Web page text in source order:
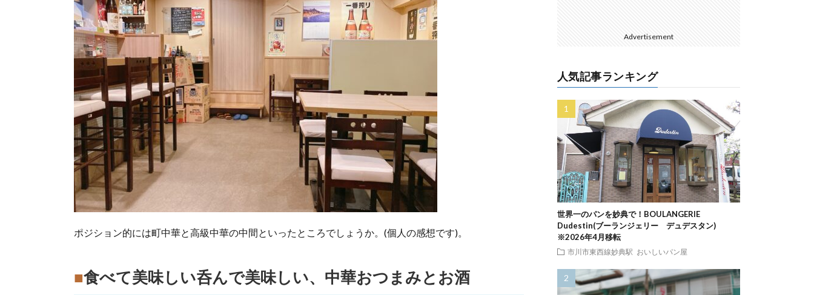
ポジション的には町中華と高級中華の中間といったところでしょうか。(個人の感想です)。
■食べて美味しい呑んで美味しい、中華おつまみとお酒
Advertisement
人気記事ランキング
世界一のパンを妙典で！BOULANGERIE
Dudestin(ブーランジェリー デュデスタン)
※2026年4月移転
市川市東西線妙典駅 おいしいパン屋